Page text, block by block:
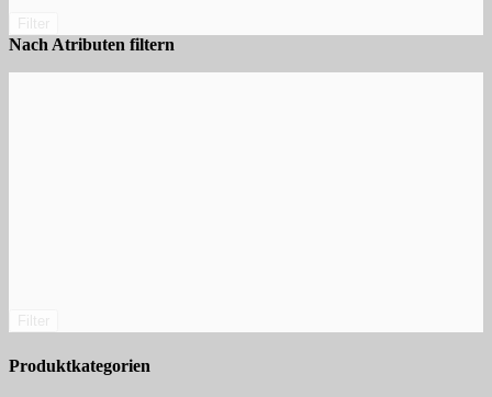
Nach Atributen filtern
Produktkategorien